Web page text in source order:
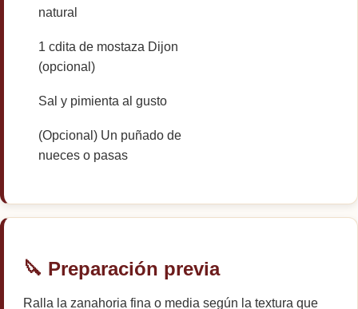
natural
1 cdita de mostaza Dijon
(opcional)
Sal y pimienta al gusto
(Opcional) Un puñado de
nueces o pasas
🔪 Preparación previa
Ralla la zanahoria fina o media según la textura que